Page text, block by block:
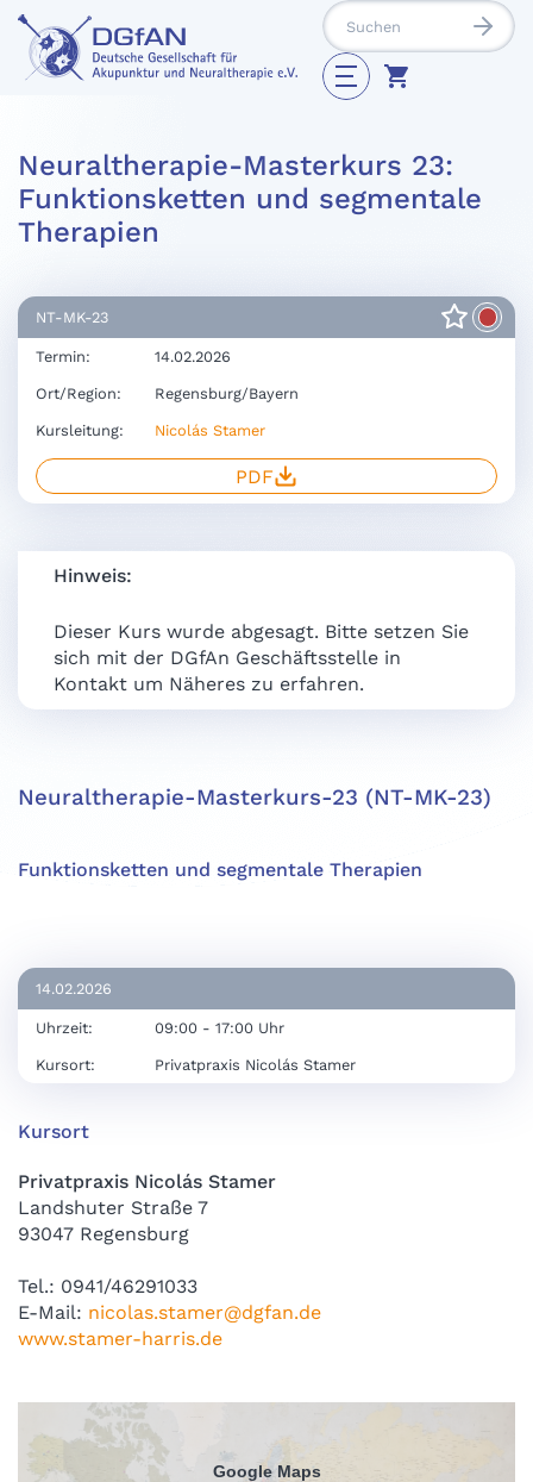
Neuraltherapie-Masterkurs 23:
Funktionsketten und segmentale
Therapien
NT-MK-23
Termin: 14.02.2026
Ort/Region: Regensburg/Bayern
Kursleitung: Nicolás Stamer
PDF
Hinweis:
Dieser Kurs wurde abgesagt. Bitte setzen Sie
sich mit der DGfAn Geschäftsstelle in
Kontakt um Näheres zu erfahren.
Neuraltherapie-Masterkurs-23 (NT-MK-23)
Funktionsketten und segmentale Therapien
14.02.2026
Uhrzeit: 09:00 - 17:00 Uhr
Kursort: Privatpraxis Nicolás Stamer
Kursort
Privatpraxis Nicolás Stamer
Landshuter Straße 7
93047 Regensburg
Tel.: 0941/46291033
E-Mail: nicolas.stamer@dgfan.de
www.stamer-harris.de
Google Maps